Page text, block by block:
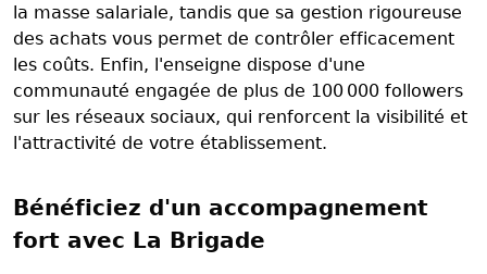
la masse salariale, tandis que sa gestion rigoureuse
des achats vous permet de contrôler efficacement
les coûts. Enfin, l'enseigne dispose d'une
communauté engagée de plus de 100 000 followers
sur les réseaux sociaux, qui renforcent la visibilité et
l'attractivité de votre établissement.
Bénéficiez d'un accompagnement
fort avec La Brigade